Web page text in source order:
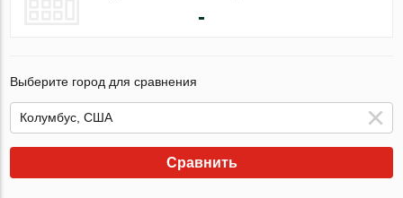
-
Выберите город для сравнения
Сравнить